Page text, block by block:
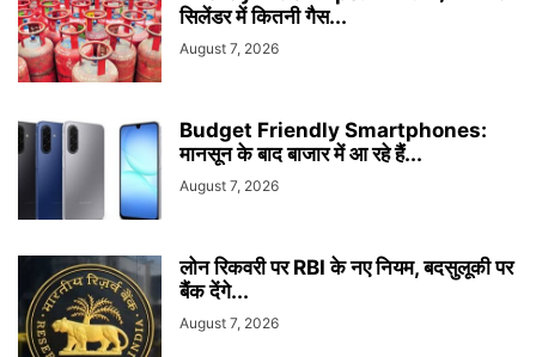
सिलेंडर में कितनी गैस...
August 7, 2026
Budget Friendly Smartphones:
मानसून के बाद बाजार में आ रहे हैं...
August 7, 2026
लोन रिकवरी पर RBI के नए नियम, बदसुलूकी पर
बैंक देंगे...
August 7, 2026